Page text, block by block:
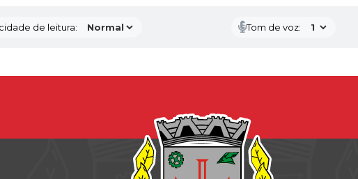
de leitura: Tom de voz: